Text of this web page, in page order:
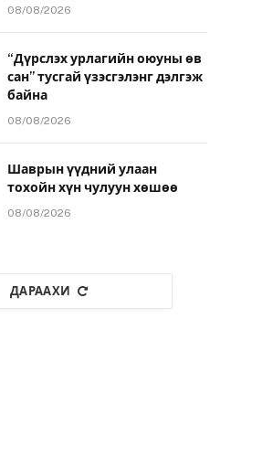
08/08/2026
“Дүрслэх урлагийн оюуны өв
сан” тусгай үзэсгэлэнг дэлгэж
байна
08/08/2026
Шаврын үүдний улаан
тохойн хүн чулуун хөшөө
08/08/2026
ДАРААХИ